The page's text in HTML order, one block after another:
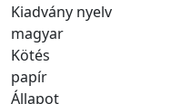
Kiadvány nyelv
magyar
Kötés
papír
Állapot